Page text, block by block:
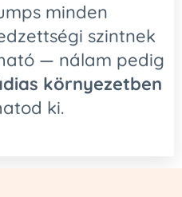
minden
szintnek
— nálam pedig
környezetben
ki.